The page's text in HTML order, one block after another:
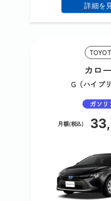
詳細を
カロ
G（ハイブ
ガソリ
月額(税込)